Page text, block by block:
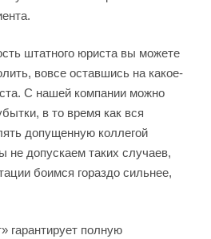
штатного юриста вы можете
вовсе оставшись на какое-
С нашей компании можно
в то время как вся
допущенную коллегой
допускаем таких случаев,
боимся гораздо сильнее,
гарантирует полную